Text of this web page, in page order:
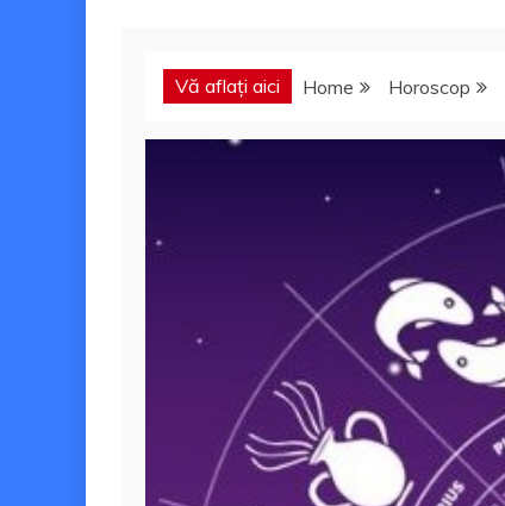
Vă aflați aici Home Horoscop